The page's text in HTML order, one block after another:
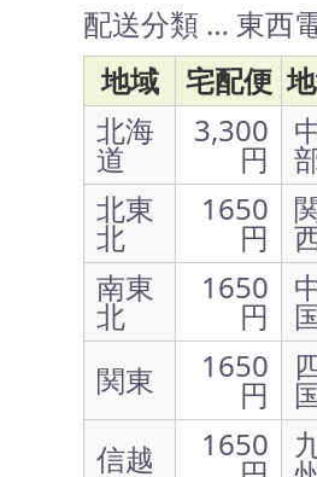
配送分類 … 東西
地域
宅配便
北海
道
3,300
円
北東
北
1650
円
南東
北
1650
円
関東
1650
円
信越
1650